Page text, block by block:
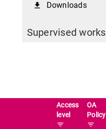
file_download Downloads
Supervised works
Access
level
filter_list
OA
Policy
filter_list